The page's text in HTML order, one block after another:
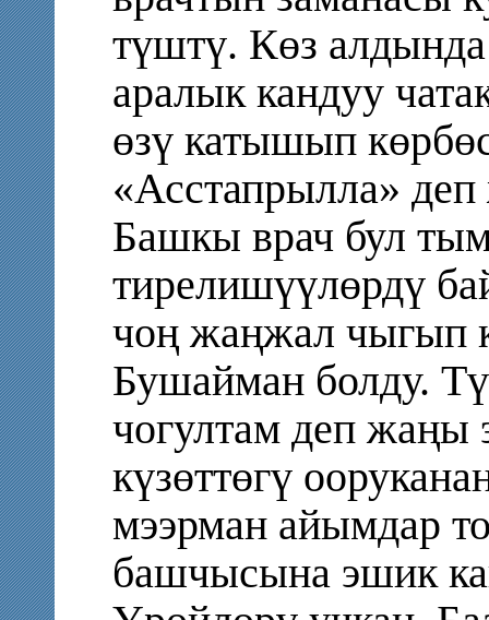
түштү. Көз алдында
аралык кандуу
өзү катышып
«Асстапрылла»
Башкы врач бул
тирелишүүлөрдү
чоң жаңжал чыгып
Бушайман болду.
чогултам деп жаңы
күзөттөгү
мээрман айымдар
башчысына эшик